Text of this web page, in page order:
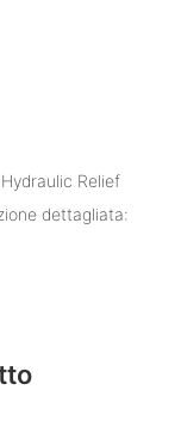
Relief
dettagliata: